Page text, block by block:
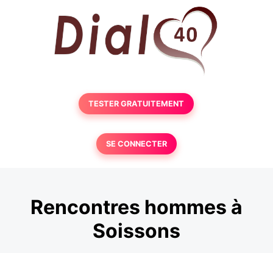
TESTER GRATUITEMENT
SE CONNECTER
Rencontres hommes à
Soissons